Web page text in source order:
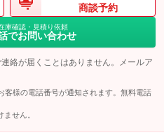
商談予約
庫確認・見積り依頼
でお問い合わせ
絡が届くことはありません。メールア
様の電話番号が通知されます。無料電話
せん。